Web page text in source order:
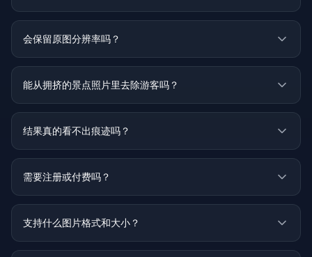
会保留原图分辨率吗？
能从拥挤的景点照片里去除游客吗？
结果真的看不出痕迹吗？
需要注册或付费吗？
支持什么图片格式和大小？